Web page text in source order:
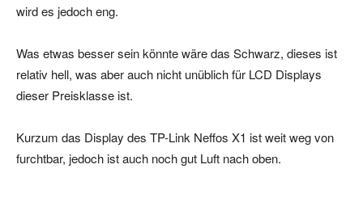
wird es jedoch eng.
Was etwas besser sein könnte wäre das Schwarz, dieses ist
relativ hell, was aber auch nicht unüblich für LCD Displays
dieser Preisklasse ist.
Kurzum das Display des TP-Link Neffos X1 ist weit weg von
furchtbar, jedoch ist auch noch gut Luft nach oben.